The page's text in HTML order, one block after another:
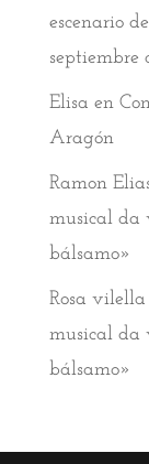
escenario
septiembre
Elisa en
Aragón
Ramon
musical da
bálsamo»
Rosa vilella
musical da
bálsamo»